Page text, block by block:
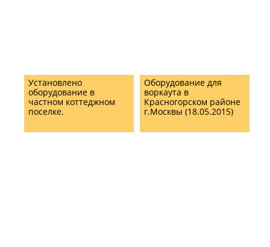
Установлено
оборудование в
частном коттеджном
поселке.
Оборудование для
воркаута в
Красногорском районе
г.Москвы (18.05.2015)